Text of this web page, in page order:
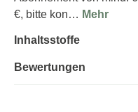
€, bitte kon… Mehr
Inhaltsstoffe
Bewertungen